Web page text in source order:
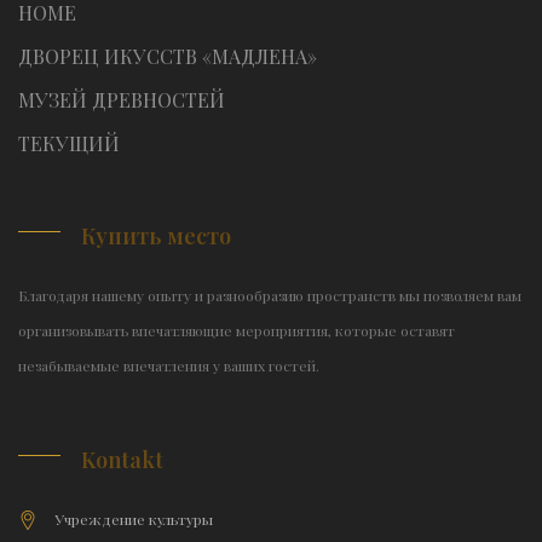
HOME
ДВОРЕЦ ИКУССТВ «МАДЛЕНА»
МУЗЕЙ ДРЕВНОСТЕЙ
TЕКУЩИЙ
Купить место
Благодаря нашему опыту и разнообразию пространств мы позволяем вам
организовывать впечатляющие мероприятия, которые оставят
незабываемые впечатления у ваших гостей.
Kontakt
Учреждение культуры